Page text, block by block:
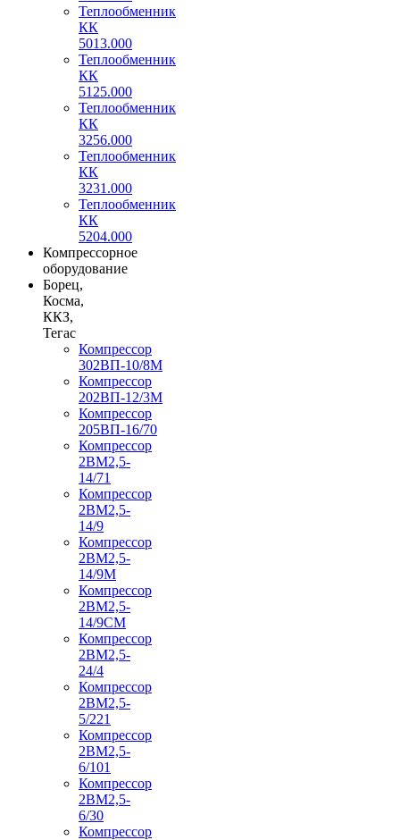
Теплообменник
КК
5013.000
Теплообменник
КК
5125.000
Теплообменник
КК
3256.000
Теплообменник
КК
3231.000
Теплообменник
КК
5204.000
Компрессорное
оборудование
Борец,
Косма,
ККЗ,
Тегас
Компрессор
302ВП-10/8М
Компрессор
202ВП-12/3М
Компрессор
205ВП-16/70
Компрессор
2ВМ2,5-
14/71
Компрессор
2ВМ2,5-
14/9
Компрессор
2ВМ2,5-
14/9М
Компрессор
2ВМ2,5-
14/9СМ
Компрессор
2ВМ2,5-
24/4
Компрессор
2ВМ2,5-
5/221
Компрессор
2ВМ2,5-
6/101
Компрессор
2ВМ2,5-
6/30
Компрессор